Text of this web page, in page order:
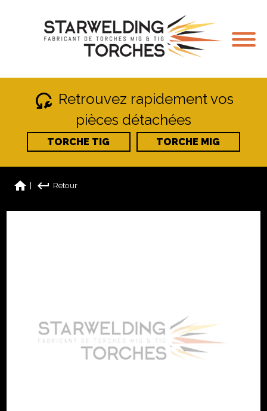
reset_wrench Retrouvez rapidement vos
pièces détachées
TORCHE TIG TORCHE MIG
home | keyboard_return Retour